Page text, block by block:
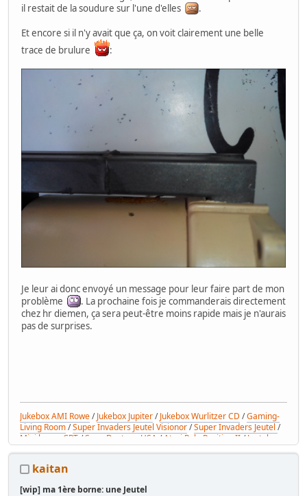
il restait de la soudure sur l'une d'elles
.
Et encore si il n'y avait que ça, on voit clairement une belle
trace de brulure
:
Je leur ai donc envoyé un message pour leur faire part de mon
problème
. La prochaine fois je commanderais directement
chez hr diemen, ça sera peut-être moins rapide mais je n'aurais
pas de surprises.
Jukebox AMI Rowe/Jukebox Jupiter/Jukebox Wurlitzer CD /Gaming-
Living Room/Super Invaders Jeutel Visionor/Super Invaders Jeutel /
Mini borne CRT /Sega Daytona USA / Atari Pole Position II /Jeutel
générique
kaitan
[wip] ma 1ère borne: une Jeutel